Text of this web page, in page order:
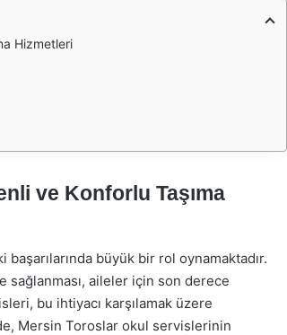
Hizmetleri
ve Konforlu Taşıma
büyük bir rol oynamaktadır.
sağlanması, aileler için son derece
bu ihtiyacı karşılamak üzere
Mersin Toroslar okul servislerinin